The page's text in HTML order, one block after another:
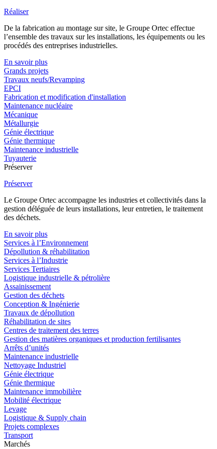
Réaliser
De la fabrication au montage sur site, le Groupe Ortec effectue
l’ensemble des travaux sur les installations, les équipements ou les
procédés des entreprises industrielles.
En savoir plus
Grands projets
Travaux neufs/Revamping
EPCI
Fabrication et modification d'installation
Maintenance nucléaire
Mécanique
Métallurgie
Génie électrique
Génie thermique
Maintenance industrielle
Tuyauterie
Préserver
Préserver
Le Groupe Ortec accompagne les industries et collectivités dans la
gestion déléguée de leurs installations, leur entretien, le traitement
des déchets.
En savoir plus
Services à l’Environnement
Dépollution & réhabilitation
Services à l’Industrie
Services Tertiaires
Logistique industrielle & pétrolière
Assainissement
Gestion des déchets
Conception & Ingénierie
Travaux de dépollution
Réhabilitation de sites
Centres de traitement des terres
Gestion des matières organiques et production fertilisantes
Arrêts d’unités
Maintenance industrielle
Nettoyage Industriel
Génie électrique
Génie thermique
Maintenance immobilière
Mobilité électrique
Levage
Logistique & Supply chain
Projets complexes
Transport
Marchés